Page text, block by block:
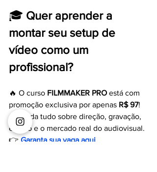
🎓 Quer aprender a
montar seu setup de
vídeo como um
profissional?
🔥 O curso FILMMAKER PRO está com
promoção exclusiva por apenas R$ 97!
Aprenda tudo sobre direção, gravação,
edição e o mercado real do audiovisual.
👉 Garanta sua vaga aqui